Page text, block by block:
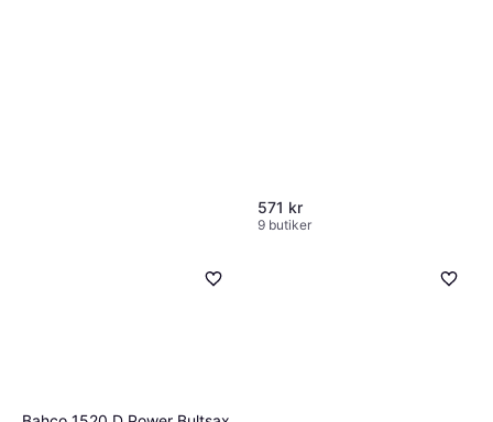
571 kr
9 butiker